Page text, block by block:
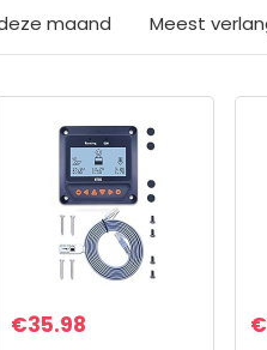
maand Meest
€35.98 €